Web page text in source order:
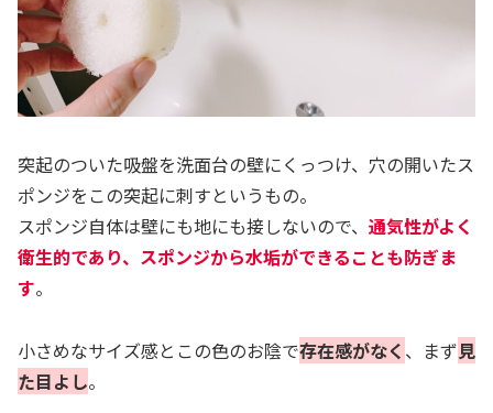
突起のついた吸盤を洗面台の壁にくっつけ、穴の開いたス
ポンジをこの突起に刺すというもの。
スポンジ自体は壁にも地にも接しないので、 通気性がよく
衛生的であり、スポンジから水垢ができることも防ぎま
す。
小さめなサイズ感とこの色のお陰で存在感がなく 、まず見
た目よし。